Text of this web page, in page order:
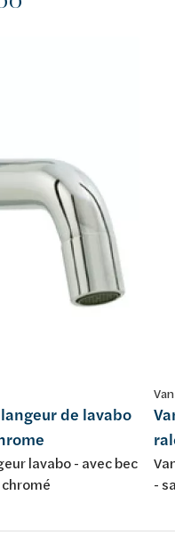
de lavabo
lavabo - avec bec
-